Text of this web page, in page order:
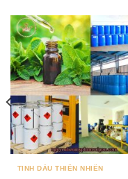
TINH DẦU THIÊN NHIÊN